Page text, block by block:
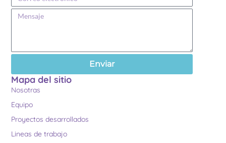
Enviar
Mapa del sitio
Nosotras
Equipo
Proyectos desarrollados
Lineas de trabajo